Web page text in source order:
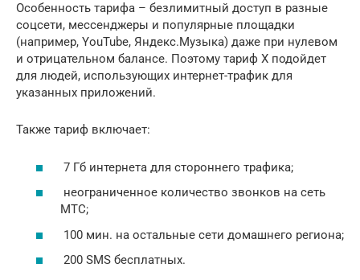
Особенность тарифа – безлимитный доступ в разные
соцсети, мессенджеры и популярные площадки
(например, YouTube, Яндекс.Музыка) даже при нулевом
и отрицательном балансе. Поэтому тариф Х подойдет
для людей, использующих интернет-трафик для
указанных приложений.
Также тариф включает:
7 Гб интернета для стороннего трафика;
неограниченное количество звонков на сеть
МТС;
100 мин. на остальные сети домашнего региона;
200 SMS бесплатных.